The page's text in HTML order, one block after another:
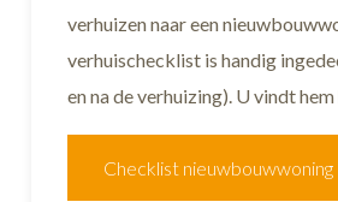
verhuizen naar een
verhuischecklist is handig
en na de verhuizing). U vindt hem
Checklist nieuwbouwwoning